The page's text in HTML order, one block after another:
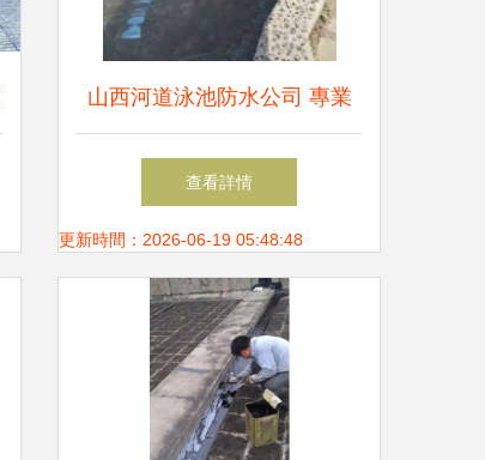
山西河道泳池防水公司 專業
防水工程施工選澤威李康材廠
家的優勢解析
查看詳情
更新時間：2026-06-19 05:48:48